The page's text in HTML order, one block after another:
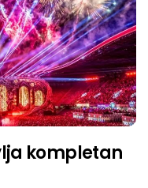
kompletan